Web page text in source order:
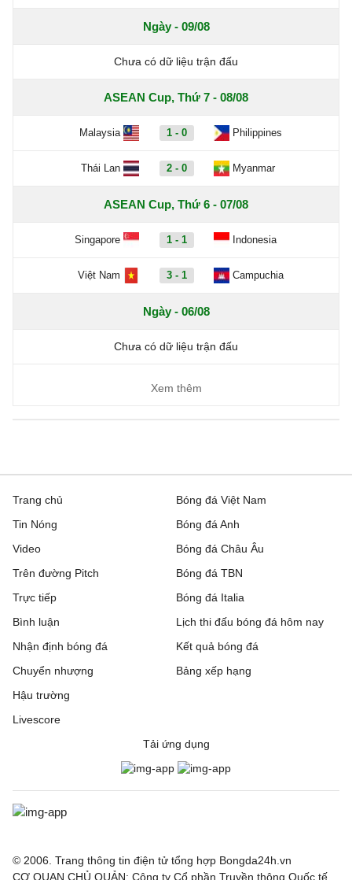
Ngày - 09/08
Chưa có dữ liệu trận đấu
ASEAN Cup, Thứ 7 - 08/08
Malaysia 1 - 0 Philippines
Thái Lan 2 - 0 Myanmar
ASEAN Cup, Thứ 6 - 07/08
Singapore 1 - 1 Indonesia
Việt Nam 3 - 1 Campuchia
Ngày - 06/08
Chưa có dữ liệu trận đấu
Xem thêm
Trang chủ
Tin Nóng
Video
Trên đường Pitch
Trực tiếp
Bóng đá Việt Nam
Bóng đá Anh
Bóng đá Châu Âu
Bóng đá TBN
Bóng đá Italia
Bình luận
Nhận định bóng đá
Chuyển nhượng
Hậu trường
Livescore
Lịch thi đấu bóng đá hôm nay
Kết quả bóng đá
Bảng xếp hạng
Tải ứng dụng
© 2006. Trang thông tin điện tử tổng hợp Bongda24h.vn
CƠ QUAN CHỦ QUẢN: Công ty Cổ phần Truyền thông Quốc tế